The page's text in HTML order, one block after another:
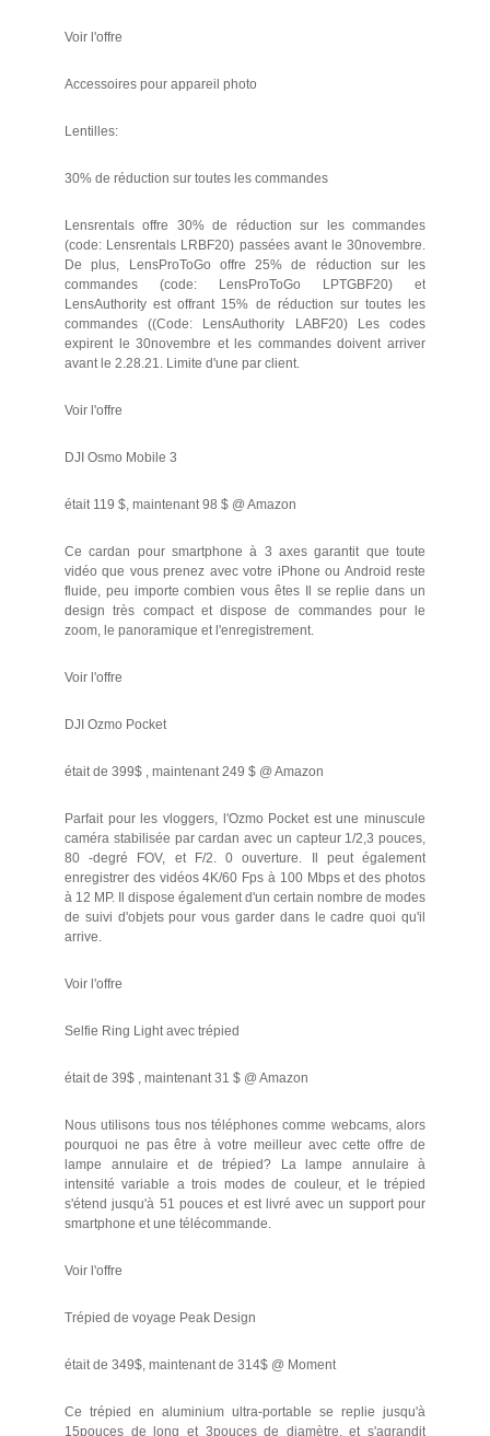
Voir l'offre
Accessoires pour appareil photo
Lentilles:
30% de réduction sur toutes les commandes
Lensrentals offre 30% de réduction sur les commandes
(code: Lensrentals LRBF20) passées avant le 30novembre.
De plus, LensProToGo offre 25% de réduction sur les
commandes (code: LensProToGo LPTGBF20) et
LensAuthority est offrant 15% de réduction sur toutes les
commandes ((Code: LensAuthority LABF20) Les codes
expirent le 30novembre et les commandes doivent arriver
avant le 2.28.21. Limite d'une par client.
Voir l'offre
DJI Osmo Mobile 3
était 119 $, maintenant 98 $ @ Amazon
Ce cardan pour smartphone à 3 axes garantit que toute
vidéo que vous prenez avec votre iPhone ou Android reste
fluide, peu importe combien vous êtes Il se replie dans un
design très compact et dispose de commandes pour le
zoom, le panoramique et l'enregistrement.
Voir l'offre
DJI Ozmo Pocket
était de 399$ , maintenant 249 $ @ Amazon
Parfait pour les vloggers, l'Ozmo Pocket est une minuscule
caméra stabilisée par cardan avec un capteur 1/2,3 pouces,
80 -degré FOV, et F/2. 0 ouverture. Il peut également
enregistrer des vidéos 4K/60 Fps à 100 Mbps et des photos
à 12 MP. Il dispose également d'un certain nombre de modes
de suivi d'objets pour vous garder dans le cadre quoi qu'il
arrive.
Voir l'offre
Selfie Ring Light avec trépied
était de 39$ , maintenant 31 $ @ Amazon
Nous utilisons tous nos téléphones comme webcams, alors
pourquoi ne pas être à votre meilleur avec cette offre de
lampe annulaire et de trépied? La lampe annulaire à
intensité variable a trois modes de couleur, et le trépied
s'étend jusqu'à 51 pouces et est livré avec un support pour
smartphone et une télécommande.
Voir l'offre
Trépied de voyage Peak Design
était de 349$, maintenant de 314$ @ Moment
Ce trépied en aluminium ultra-portable se replie jusqu'à
15pouces de long et 3pouces de diamètre, et s'agrandit